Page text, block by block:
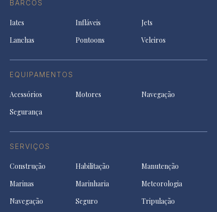
BARCOS
Iates Infláveis
Jets
Lanchas
Pontoons Veleiros
EQUIPAMENTOS
Acessórios Motores
Navegação
Segurança
SERVIÇOS
Construção Habilitação
Manutenção
Marinas
Marinharia
Meteorologia
Navegação
Seguro Tripulação